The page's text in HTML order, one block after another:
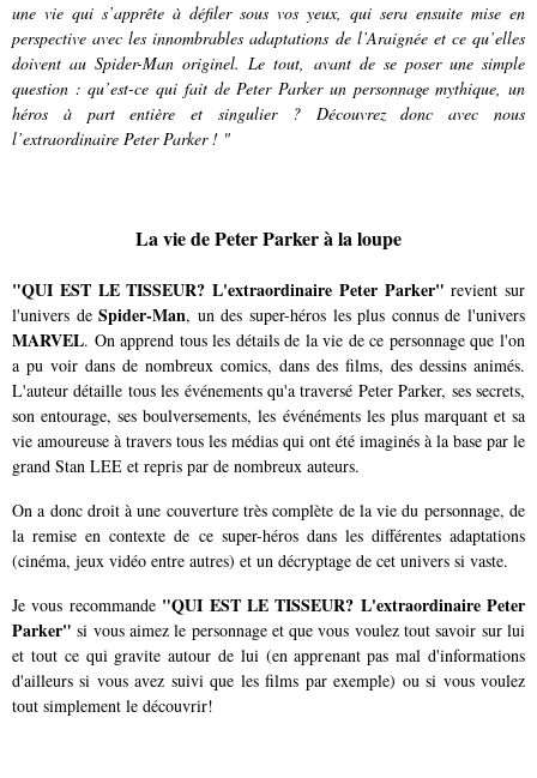
une vie qui s’apprête à défiler sous vos yeux, qui sera ensuite mise en
perspective avec les innombrables adaptations de l’Araignée et ce qu’elles
doivent au Spider-Man originel. Le tout, avant de se poser une simple
question : qu’est-ce qui fait de Peter Parker un personnage mythique, un
héros à part entière et singulier ? Découvrez donc avec nous
l’extraordinaire Peter Parker ! "
La vie de Peter Parker à la loupe
"QUI EST LE TISSEUR? L'extraordinaire Peter Parker" revient sur
l'univers deSpider-Man, un des super-héros les plus connus de l'univers
MARVEL. On apprend tous les détails de la vie de ce personnage que l'on
a pu voir dans de nombreux comics, dans des films, des dessins animés.
L'auteur détaille tous les événements qu'a traversé Peter Parker, ses secrets,
son entourage, ses boulversements, les événéments les plus marquant et sa
vie amoureuse à travers tous les médias qui ont été imaginés à la base par le
grand Stan LEE et repris par de nombreux auteurs.
On a donc droit à une couverture très complète de la vie du personnage, de
la remise en contexte de ce super-héros dans les différentes adaptations
(cinéma, jeux vidéo entre autres) et un décryptage de cet univers si vaste.
Je vous recommande "QUI EST LE TISSEUR? L'extraordinaire Peter
Parker"si vous aimez le personnage et que vous voulez tout savoir sur lui
et tout ce qui gravite autour de lui (en apprenant pas mal d'informations
d'ailleurs si vous avez suivi que les films par exemple) ou si vous voulez
tout simplement le découvrir!